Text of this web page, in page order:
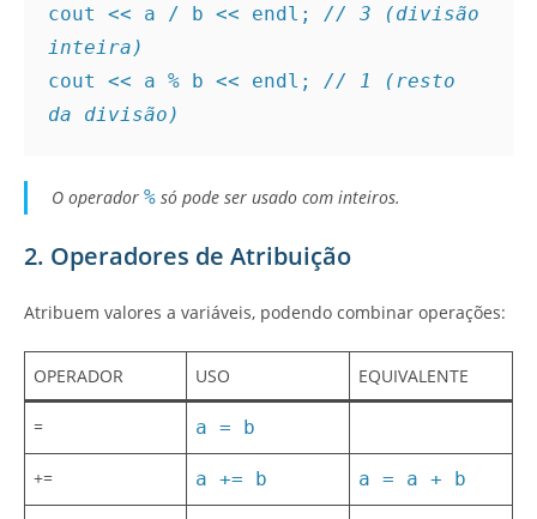
cout << a / b << endl; // 3 (divisão
inteira)
cout << a % b << endl; // 1 (resto
da divisão)
O operador % só pode ser usado com inteiros.
2. Operadores de Atribuição
Atribuem valores a variáveis, podendo combinar operações:
OPERADOR USO EQUIVALENTE
= a = b
+= a += b a = a + b